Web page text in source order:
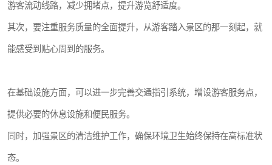
游客流动线路，减少拥堵点，提升游览舒适度。
其次，要注重服务质量的全面提升，从游客踏入景区的那一刻起，就
能感受到贴心周到的服务。
在基础设施方面，可以进一步完善交通指引系统，增设游客服务点，
提供必要的休息设施和便民服务。
同时，加强景区的清洁维护工作，确保环境卫生始终保持在高标准状
态。